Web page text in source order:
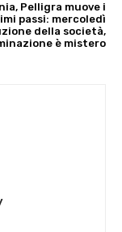
Pelligra muove i
passi: mercoledì
della società,
è mistero